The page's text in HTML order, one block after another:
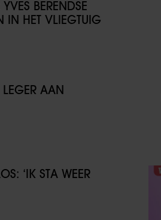
BERENDSE
IN HET VLIEGTUIG
AAN
‘IK STA WEER